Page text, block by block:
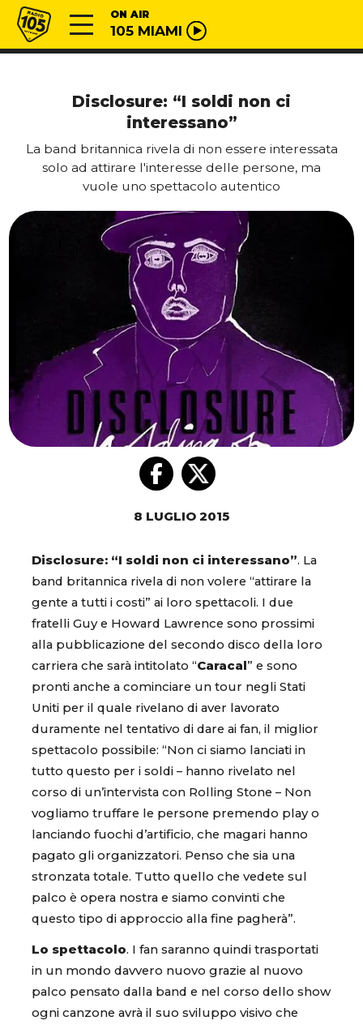
Vai al contenuto
Radio 105 ON AIR
105 MIAMI
Disclosure: “I soldi non ci
interessano”
La band britannica rivela di non essere interessata
solo ad attirare l'interesse delle persone, ma
vuole uno spettacolo autentico
8 LUGLIO 2015
Disclosure: “I soldi non ci interessano”. La
band britannica rivela di non volere “attirare la
gente a tutti i costi” ai loro spettacoli. I due
fratelli Guy e Howard Lawrence sono prossimi
alla pubblicazione del secondo disco della loro
carriera che sarà intitolato “Caracal ” e sono
pronti anche a cominciare un tour negli Stati
Uniti per il quale rivelano di aver lavorato
duramente nel tentativo di dare ai fan, il miglior
spettacolo possibile: “Non ci siamo lanciati in
tutto questo per i soldi – hanno rivelato nel
corso di un’intervista con Rolling Stone – Non
vogliamo truffare le persone premendo play o
lanciando fuochi d’artificio, che magari hanno
pagato gli organizzatori. Penso che sia una
stronzata totale. Tutto quello che vedete sul
palco è opera nostra e siamo convinti che
questo tipo di approccio alla fine pagherà”.
Lo spettacolo. I fan saranno quindi trasportati
in un mondo davvero nuovo grazie al nuovo
palco pensato dalla band e nel corso dello show
ogni canzone avrà il suo sviluppo visivo che